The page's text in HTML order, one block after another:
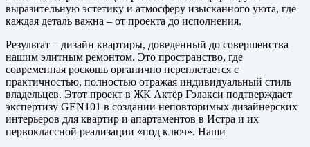
выразительную эстетику и атмосферу изысканного уюта, где
каждая деталь важна – от проекта до исполнения.
Результат – дизайн квартиры, доведенный до совершенства
нашим элитным ремонтом. Это пространство, где
современная роскошь органично переплетается с
практичностью, полностью отражая индивидуальный стиль
владельцев. Этот проект в ЖК Актёр Гэлакси подтверждает
экспертизу GEN101 в создании неповторимых дизайнерских
интерьеров для квартир и апартаментов в Истра и их
первоклассной реализации «под ключ». Наши